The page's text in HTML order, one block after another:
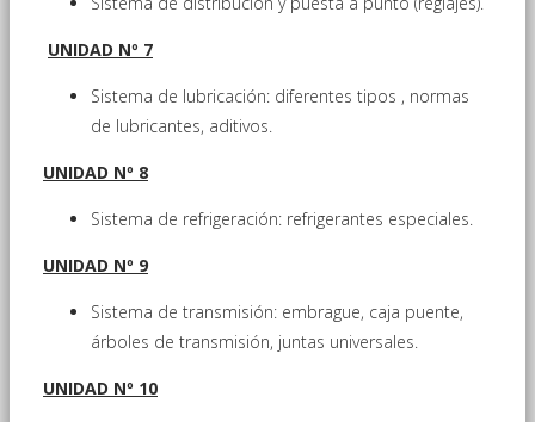
UNIDAD Nº 7
Sistema de lubricación: diferentes tipos , normas
de lubricantes, aditivos.
UNIDAD Nº 8
Sistema de refrigeración: refrigerantes especiales.
UNIDAD Nº 9
Sistema de transmisión: embrague, caja puente,
árboles de transmisión, juntas universales.
UNIDAD Nº 10